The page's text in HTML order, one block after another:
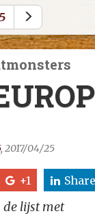
5
, 2017/04/25
+1 Share
de lijst met